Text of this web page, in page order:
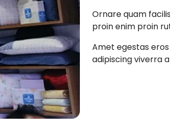
Ornare quam
proin enim proin
Amet egestas
adipiscing viverra